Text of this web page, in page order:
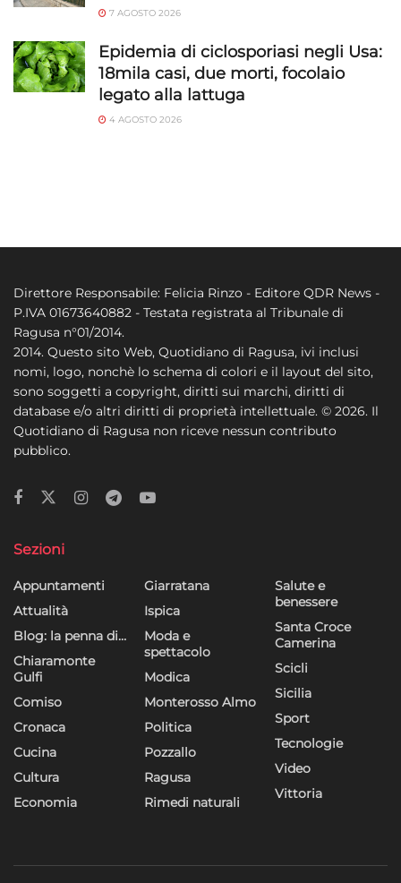
7 AGOSTO 2026
Epidemia di ciclosporiasi negli Usa:
18mila casi, due morti, focolaio
legato alla lattuga
4 AGOSTO 2026
Direttore Responsabile: Felicia Rinzo - Editore QDR News -
P.IVA 01673640882 - Testata registrata al Tribunale di
Ragusa n°01/2014.
2014. Questo sito Web, Quotidiano di Ragusa, ivi inclusi
nomi, logo, nonchè lo schema di colori e il layout del sito,
sono soggetti a copyright, diritti sui marchi, diritti di
database e/o altri diritti di proprietà intellettuale. © 2026. Il
Quotidiano di Ragusa non riceve nessun contributo
pubblico.
Sezioni
Appuntamenti
Attualità
Blog: la penna di…
Chiaramonte
Gulfi
Comiso
Cronaca
Cucina
Cultura
Economia
Giarratana
Ispica
Moda e
spettacolo
Modica
Monterosso Almo
Politica
Pozzallo
Ragusa
Rimedi naturali
Salute e
benessere
Santa Croce
Camerina
Scicli
Sicilia
Sport
Tecnologie
Video
Vittoria